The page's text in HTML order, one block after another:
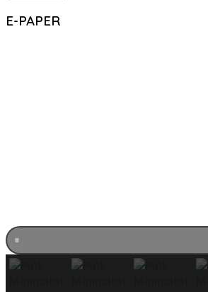
E-PAPER